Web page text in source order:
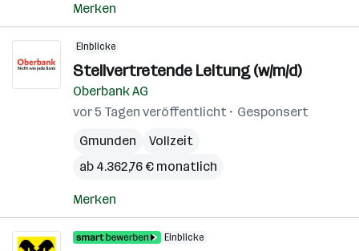
Merken
Einblicke
Stellvertretende Leitung (w/m/d)
Oberbank AG
vor 5 Tagen veröffentlicht
Gesponsert
Gmunden
Vollzeit
ab 4.362,76 € monatlich
Merken
Einblicke